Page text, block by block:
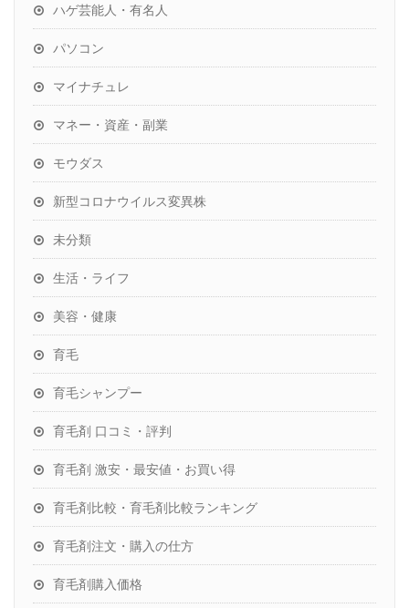
ハゲ芸能人・有名人
パソコン
マイナチュレ
マネー・資産・副業
モウダス
新型コロナウイルス変異株
未分類
生活・ライフ
美容・健康
育毛
育毛シャンプー
育毛剤 口コミ・評判
育毛剤 激安・最安値・お買い得
育毛剤比較・育毛剤比較ランキング
育毛剤注文・購入の仕方
育毛剤購入価格